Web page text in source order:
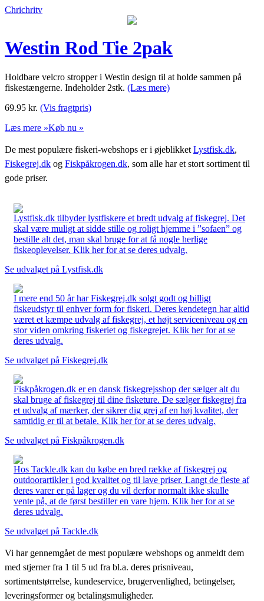
Chrichritv
Westin Rod Tie 2pak
Holdbare velcro stropper i Westin design til at holde sammen på
fiskestængerne. Indeholder 2stk. (Læs mere)
69.95 kr. (Vis fragtpris)
Læs mere »Køb nu »
De mest populære fiskeri-webshops er i øjeblikket Lystfisk.dk,
Fiskegrej.dk og Fiskpåkrogen.dk, som alle har et stort sortiment til
gode priser.
Lystfisk.dk tilbyder lystfiskere et bredt udvalg af fiskegrej. Det
skal være muligt at sidde stille og roligt hjemme i ”sofaen” og
bestille alt det, man skal bruge for at få nogle herlige
fiskeoplevelser. Klik her for at se deres udvalg.
Se udvalget på Lystfisk.dk
I mere end 50 år har Fiskegrej.dk solgt godt og billigt
fiskeudstyr til enhver form for fiskeri. Deres kendetegn har altid
været et kæmpe udvalg af fiskegrej, et højt serviceniveau og en
stor viden omkring fiskeriet og fiskegrejet. Klik her for at se
deres udvalg.
Se udvalget på Fiskegrej.dk
Fiskpåkrogen.dk er en dansk fiskegrejsshop der sælger alt du
skal bruge af fiskegrej til dine fisketure. De sælger fiskegrej fra
et udvalg af mærker, der sikrer dig grej af en høj kvalitet, der
samtidig er til at betale. Klik her for at se deres udvalg.
Se udvalget på Fiskpåkrogen.dk
Hos Tackle.dk kan du købe en bred række af fiskegrej og
outdoorartikler i god kvalitet og til lave priser. Langt de fleste af
deres varer er på lager og du vil derfor normalt ikke skulle
vente på, at de først bestiller en vare hjem. Klik her for at se
deres udvalg.
Se udvalget på Tackle.dk
Vi har gennemgået de mest populære webshops og anmeldt dem
med stjerner fra 1 til 5 ud fra bl.a. deres prisniveau,
sortimentstørrelse, kundeservice, brugervenlighed, betingelser,
leveringsformer og betalingsmuligheder.